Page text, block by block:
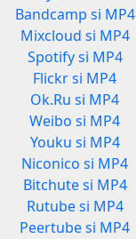
Bandcamp si MP4
Mixcloud si MP4
Spotify si MP4
Flickr si MP4
Ok.Ru si MP4
Weibo si MP4
Youku si MP4
Niconico si MP4
Bitchute si MP4
Rutube si MP4
Peertube si MP4